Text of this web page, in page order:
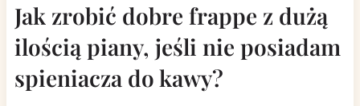
Jak zrobić dobre frappe z dużą
ilością piany, jeśli nie posiadam
spieniacza do kawy?